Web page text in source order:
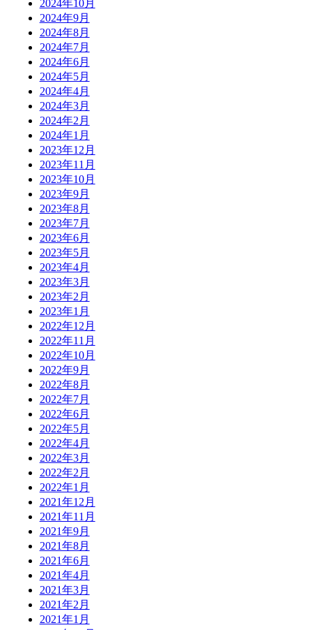
2024年10月
2024年9月
2024年8月
2024年7月
2024年6月
2024年5月
2024年4月
2024年3月
2024年2月
2024年1月
2023年12月
2023年11月
2023年10月
2023年9月
2023年8月
2023年7月
2023年6月
2023年5月
2023年4月
2023年3月
2023年2月
2023年1月
2022年12月
2022年11月
2022年10月
2022年9月
2022年8月
2022年7月
2022年6月
2022年5月
2022年4月
2022年3月
2022年2月
2022年1月
2021年12月
2021年11月
2021年9月
2021年8月
2021年6月
2021年4月
2021年3月
2021年2月
2021年1月